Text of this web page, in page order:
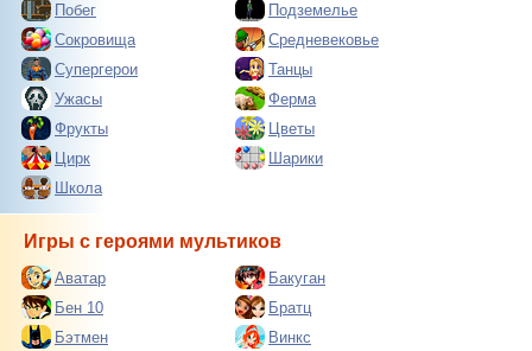
Побег
Подземелье
Сокровища
Средневековье
Супергерои
Танцы
Ужасы
Ферма
Фрукты
Цветы
Цирк
Шарики
Школа
Игры с героями мультиков
Аватар
Бакуган
Бен 10
Братц
Бэтмен
Винкс